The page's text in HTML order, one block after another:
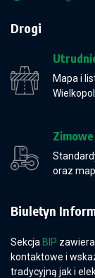
Drogi
Mapa i
oraz
Biuletyn
Sekcja BIP
kontaktowe i
tradycyjną jak i